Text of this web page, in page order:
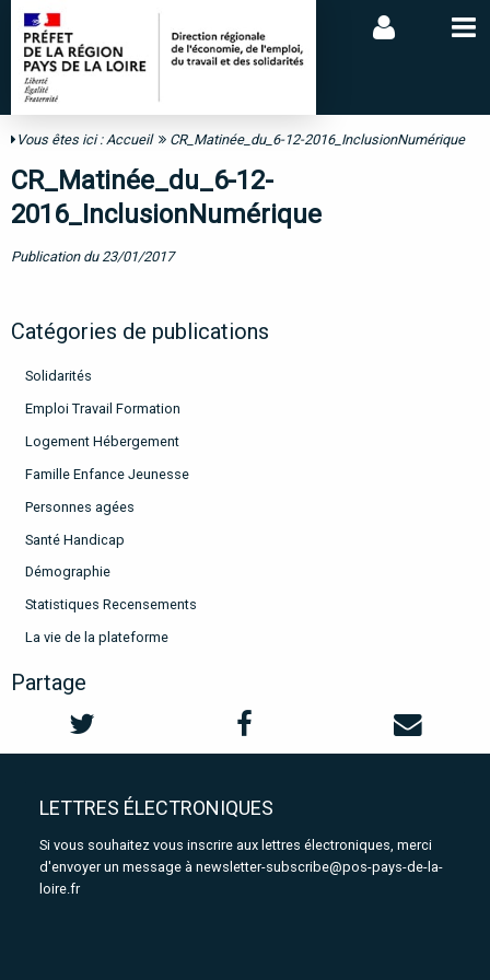
Vous êtes ici :Accueil CR_Matinée_du_6-12-2016_InclusionNumérique
CR_Matinée_du_6-12-
2016_InclusionNumérique
Publication du 23/01/2017
Catégories de publications
Solidarités
Emploi Travail Formation
Logement Hébergement
Famille Enfance Jeunesse
Personnes agées
Santé Handicap
Démographie
Statistiques Recensements
La vie de la plateforme
Partage
LETTRES ÉLECTRONIQUES
Si vous souhaitez vous inscrire aux lettres électroniques, merci
d'envoyer un message à newsletter-subscribe@pos-pays-de-la-
loire.fr